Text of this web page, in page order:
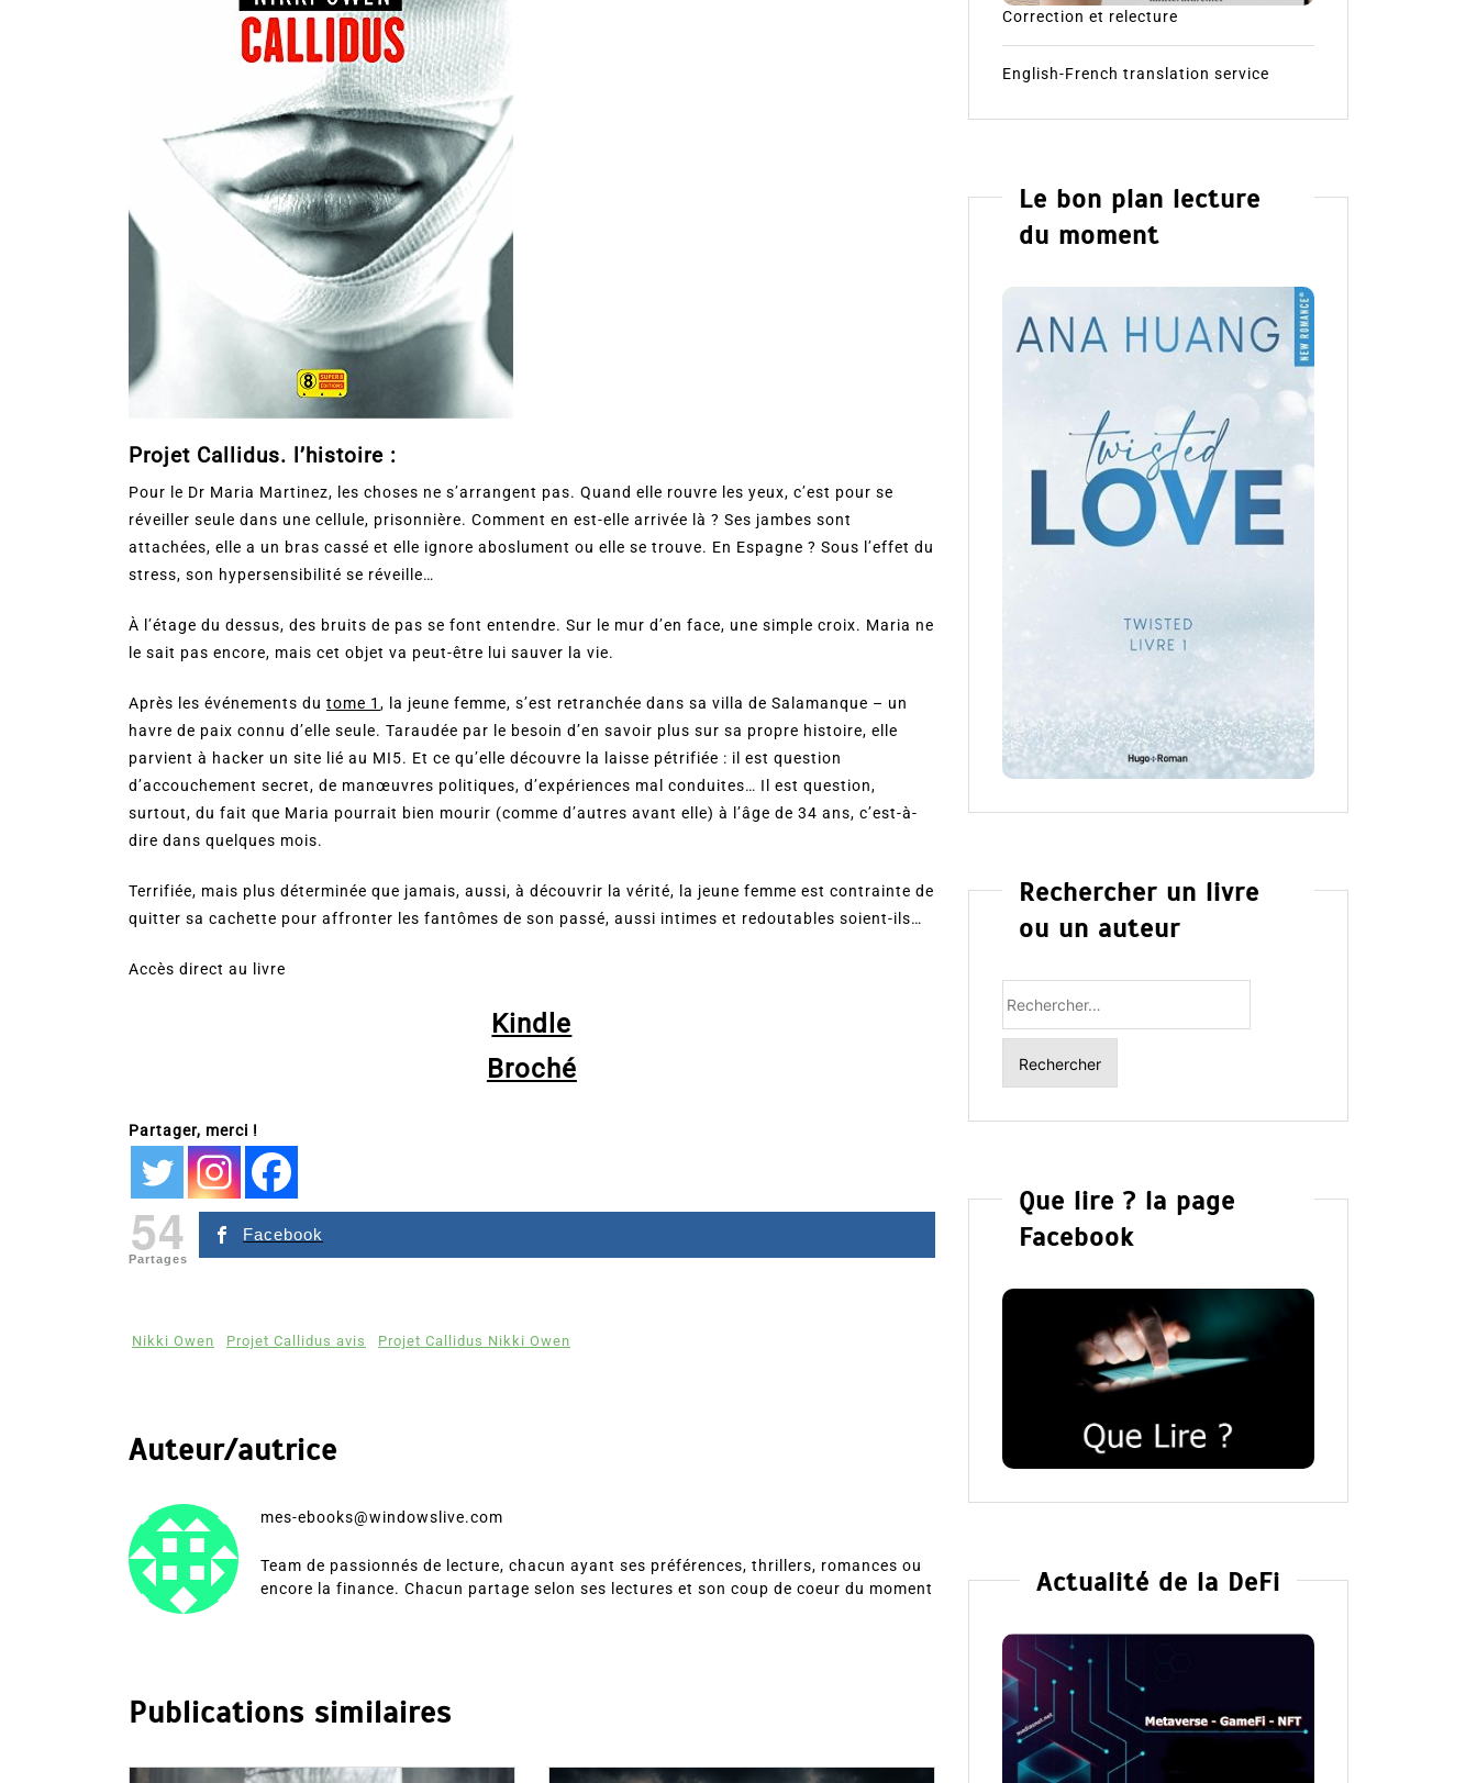
Projet Callidus. l’histoire :
Pour le Dr Maria Martinez, les choses ne s’arrangent pas. Quand elle rouvre les yeux, c’est pour se
réveiller seule dans une cellule, prisonnière. Comment en est-elle arrivée là ? Ses jambes sont
attachées, elle a un bras cassé et elle ignore aboslument ou elle se trouve. En Espagne ? Sous l’effet du
stress, son hypersensibilité se réveille…
À l’étage du dessus, des bruits de pas se font entendre. Sur le mur d’en face, une simple croix. Maria ne
le sait pas encore, mais cet objet va peut-être lui sauver la vie.
Après les événements du tome 1 , la jeune femme, s’est retranchée dans sa villa de Salamanque – un
havre de paix connu d’elle seule. Taraudée par le besoin d’en savoir plus sur sa propre histoire, elle
parvient à hacker un site lié au MI5. Et ce qu’elle découvre la laisse pétrifiée : il est question
d’accouchement secret, de manœuvres politiques, d’expériences mal conduites… Il est question,
surtout, du fait que Maria pourrait bien mourir (comme d’autres avant elle) à l’âge de 34 ans, c’est-à-
dire dans quelques mois.
Terrifiée, mais plus déterminée que jamais, aussi, à découvrir la vérité, la jeune femme est contrainte de
quitter sa cachette pour affronter les fantômes de son passé, aussi intimes et redoutables soient-ils…
Accès direct au livre
Kindle
Broché
Partager, merci !
54
Partages
Facebook
Nikki Owen Projet Callidus avis Projet Callidus Nikki Owen
Auteur/autrice
mes-ebooks@windowslive.com
Team de passionnés de lecture, chacun ayant ses préférences, thrillers, romances ou
encore la finance. Chacun partage selon ses lectures et son coup de coeur du moment
Publications similaires
Correction et relecture
English-French translation service
Le bon plan lecture
du moment
Rechercher un livre
ou un auteur
Que lire ? la page
Facebook
Actualité de la DeFi